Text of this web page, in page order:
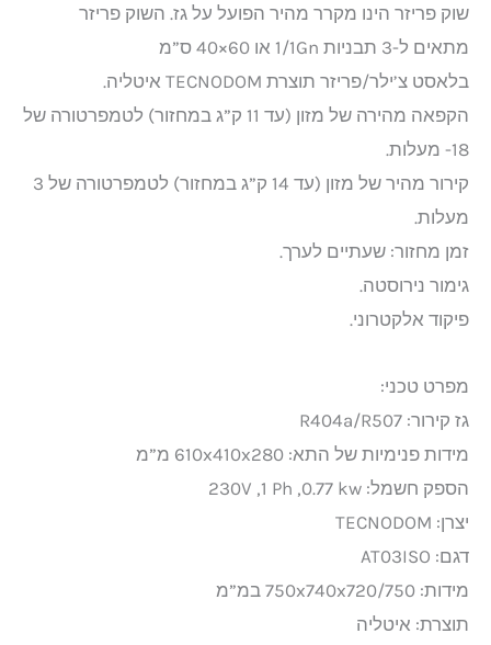
שוק פריזר הינו מקרר מהיר הפועל על גז. השוק פריזר
מתאים ל-3 תבניות 1/1Gn או 60×40 ס”מ
בלאסט צ’ילר/פריזר תוצרת TECNODOM איטליה.
הקפאה מהירה של מזון (עד 11 ק”ג במחזור) לטמפרטורה של
18- מעלות.
קירור מהיר של מזון (עד 14 ק”ג במחזור) לטמפרטורה של 3
מעלות.
זמן מחזור: שעתיים לערך.
גימור נירוסטה.
פיקוד אלקטרוני.
מפרט טכני:
גז קירור: R404a/R507
מידות פנימיות של התא: 610x410x280 מ”מ
הספק חשמל: 230V ,1 Ph ,0.77 kw
יצרן: TECNODOM
דגם: AT03ISO
מידות: 750x740x720/750 במ”מ
תוצרת: איטליה